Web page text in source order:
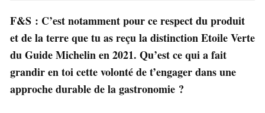
F&S : C’est notamment pour ce respect du produit
et de la terre que tu as reçu la distinction Etoile Verte
du Guide Michelin en 2021. Qu’est ce qui a fait
grandir en toi cette volonté de t’engager dans une
approche durable de la gastronomie ?